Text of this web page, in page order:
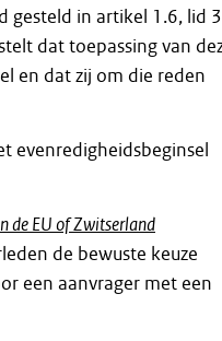
gesteld in artikel 1.6, lid
dat toepassing van
en dat zij om die reden
evenredigheidsbeginsel
de EU of Zwitserland
de bewuste keuze
een aanvrager met een